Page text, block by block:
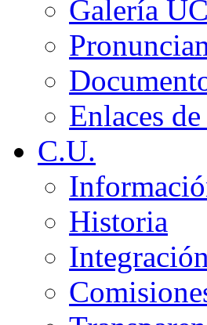
Galería
Enlaces
C.U.
Historia
Integración